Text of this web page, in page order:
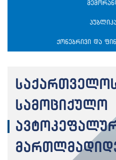
ქონებრივი და
სამოციქულო